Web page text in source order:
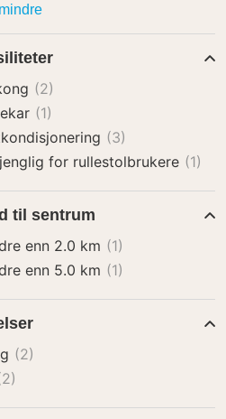
Fasiliteter
(2)
(1)
(3)
for rullestolbrukere (1)
til sentrum
enn 2.0 km (1)
enn 5.0 km (1)
(2)